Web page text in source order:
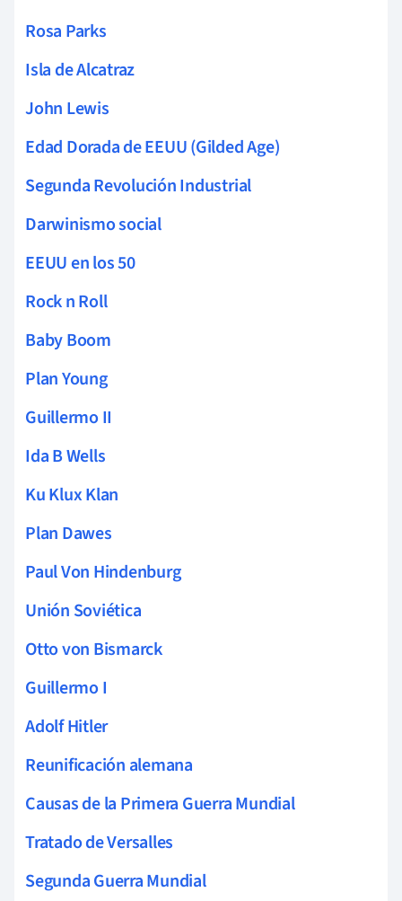
Rosa Parks
Isla de Alcatraz
John Lewis
Edad Dorada de EEUU (Gilded Age)
Segunda Revolución Industrial
Darwinismo social
EEUU en los 50
Rock n Roll
Baby Boom
Plan Young
Guillermo II
Ida B Wells
Ku Klux Klan
Plan Dawes
Paul Von Hindenburg
Unión Soviética
Otto von Bismarck
Guillermo I
Adolf Hitler
Reunificación alemana
Causas de la Primera Guerra Mundial
Tratado de Versalles
Segunda Guerra Mundial